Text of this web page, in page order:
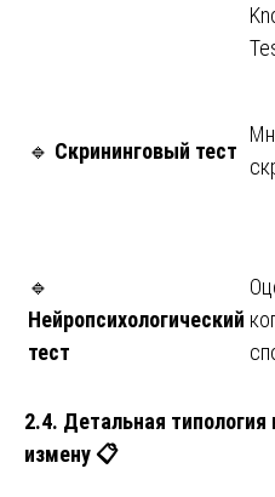
🔹 Скрининговый тест
🔹
Нейропсихологический
тест
2.4. Детальная типология
измену📋